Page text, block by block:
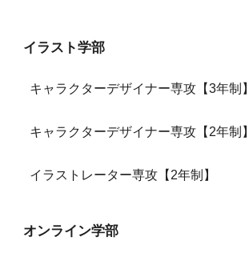
イラスト学部
キャラクターデザイナー専攻【3年制】
キャラクターデザイナー専攻【2年制】
イラストレーター専攻【2年制】
オンライン学部